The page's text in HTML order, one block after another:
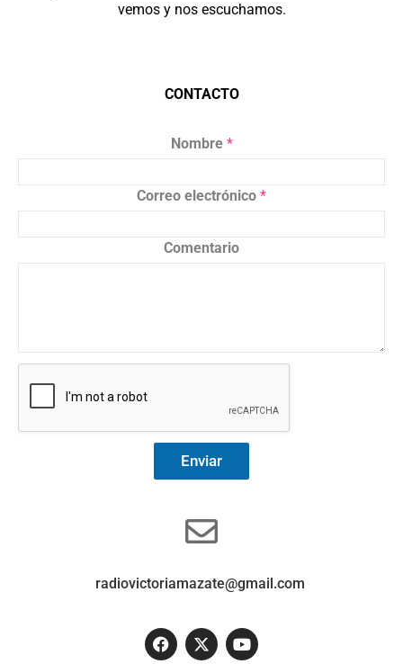
vemos y nos escuchamos.
CONTACTO
Nombre *
Correo electrónico *
Comentario
Enviar
radiovictoriamazate@gmail.com